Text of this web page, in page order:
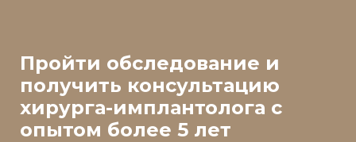
Пройти обследование и
получить консультацию
хирурга-имплантолога с
опытом более 5 лет